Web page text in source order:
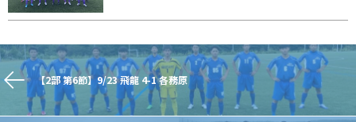
【2部 第6節】9/23 飛龍 4-1 各務原